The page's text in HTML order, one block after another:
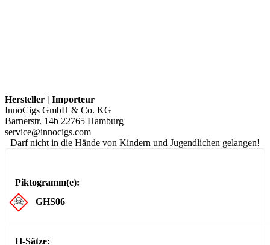
Hersteller | Importeur
InnoCigs GmbH & Co. KG
Barnerstr. 14b 22765 Hamburg
service@innocigs.com
Darf nicht in die Hände von Kindern und Jugendlichen gelangen!
Piktogramm(e):
GHS06
H-Sätze: